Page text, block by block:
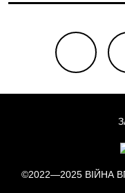
facebook
©2022—2025 ВІЙНА